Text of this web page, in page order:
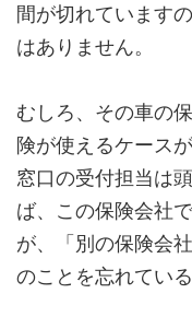
間が切れています
はありません。
むしろ、その車の
険が使えるケース
窓口の受付担当は
ば、この保険会社
が、「別の保険会
のことを忘れてい